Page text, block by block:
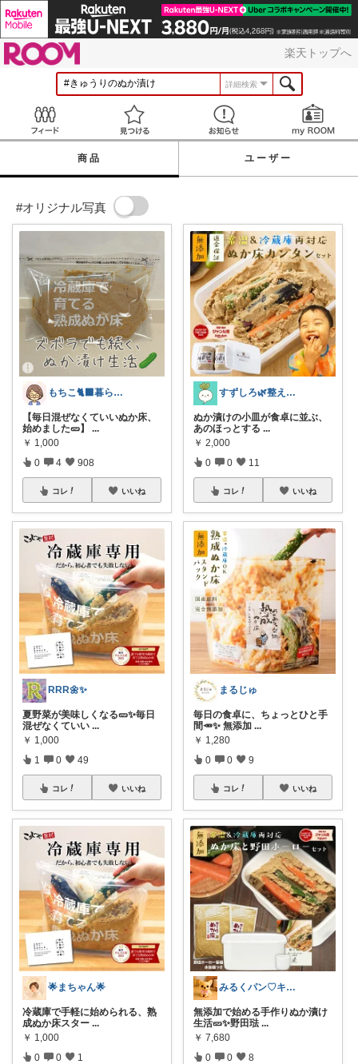
楽天トップへ
詳細検索
見つける お知らせ
商品 ユーザー
#オリジナル写真
もちこ🐈‍⬛暮らしのお気に入り🌷
【毎日混ぜなくていいぬか床、
始めました🥒】
...
￥ 1,000
0 4 908
コレ いいね
RRR🌼✨
夏野菜が美味しくなる🥒✨毎日
混ぜなくていい ...
￥ 1,000
1 0 49
コレ いいね
🌟まちゃん🌟
冷蔵庫で手軽に始められる、熟
成ぬか床スター ...
￥ 1,000
0 0 1
すずしろ🌿整えながら、ゆるく暮らす
ぬか漬けの小皿が食卓に並ぶ、
あのほっとする ...
￥ 2,000
0 0 11
コレ いいね
まるじゅ
毎日の食卓に、ちょっとひと手
間🥕✨ 無添加 ...
￥ 1,280
0 0 9
コレ いいね
みるくパン♡キッチンルーム
無添加で始める手作りぬか漬け
生活🥒✨野田琺 ...
￥ 7,680
0 0 8